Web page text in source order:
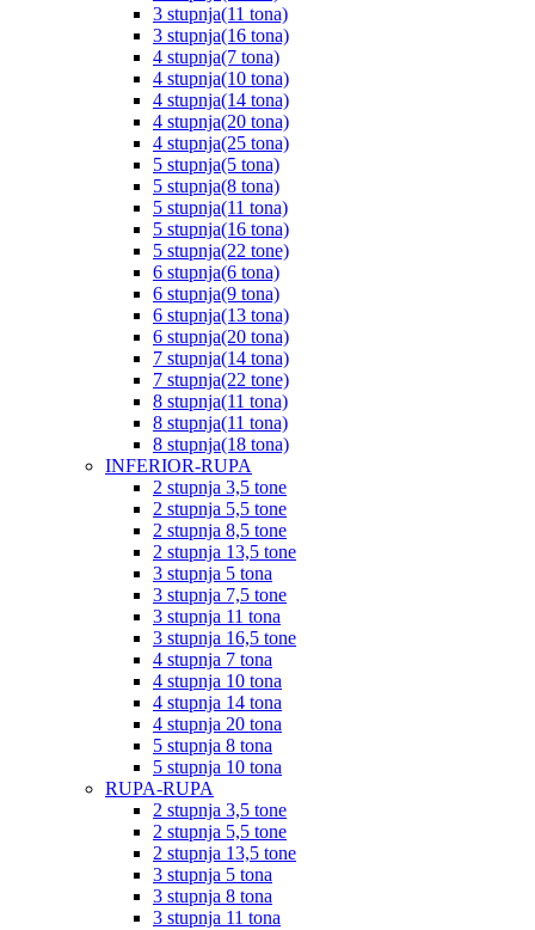
3 stupnja(11 tona)
3 stupnja(16 tona)
4 stupnja(7 tona)
4 stupnja(10 tona)
4 stupnja(14 tona)
4 stupnja(20 tona)
4 stupnja(25 tona)
5 stupnja(5 tona)
5 stupnja(8 tona)
5 stupnja(11 tona)
5 stupnja(16 tona)
5 stupnja(22 tone)
6 stupnja(6 tona)
6 stupnja(9 tona)
6 stupnja(13 tona)
6 stupnja(20 tona)
7 stupnja(14 tona)
7 stupnja(22 tone)
8 stupnja(11 tona)
8 stupnja(11 tona)
8 stupnja(18 tona)
INFERIOR-RUPA
2 stupnja 3,5 tone
2 stupnja 5,5 tone
2 stupnja 8,5 tone
2 stupnja 13,5 tone
3 stupnja 5 tona
3 stupnja 7,5 tone
3 stupnja 11 tona
3 stupnja 16,5 tone
4 stupnja 7 tona
4 stupnja 10 tona
4 stupnja 14 tona
4 stupnja 20 tona
5 stupnja 8 tona
5 stupnja 10 tona
RUPA-RUPA
2 stupnja 3,5 tone
2 stupnja 5,5 tone
2 stupnja 13,5 tone
3 stupnja 5 tona
3 stupnja 8 tona
3 stupnja 11 tona